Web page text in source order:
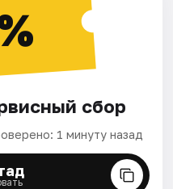
сбор
1 минуту назад